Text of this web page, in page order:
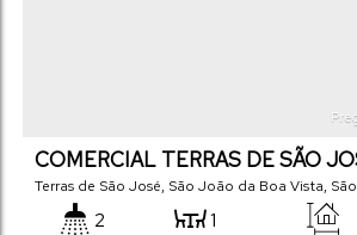
COMERCIAL TERRAS DE SÃO
Terras de São José, São João da Boa Vista,
2 1